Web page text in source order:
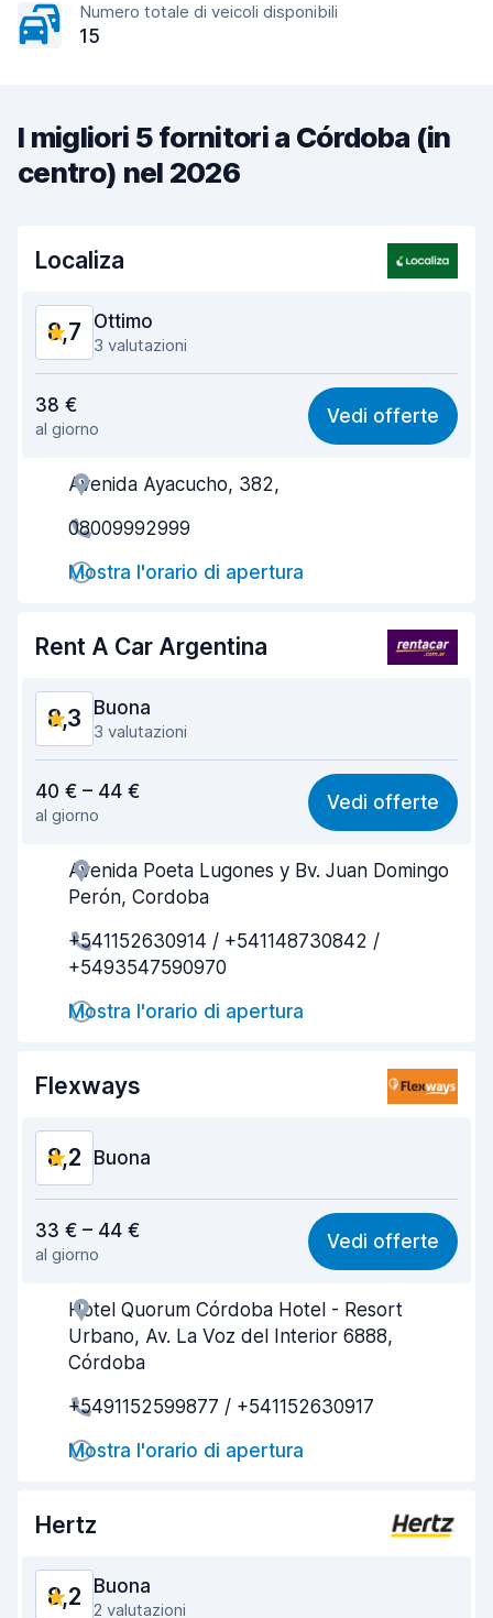
Numero totale di veicoli disponibili
15
I migliori 5 fornitori a Córdoba (in
centro) nel 2026
Localiza
8,7 Ottimo
3 valutazioni
8,6
Facile da trovare 8,3
Gentilezza degli agenti
Rapidità del ritiro
Rapidità della riconsegna
9,1
38 €
al giorno
Vedi offerte
Avenida Ayacucho, 382,
08009992999
Mostra l'orario di apertura
Rent A Car Argentina
8,3 Buona
3 valutazioni
8,4
Facile da trovare 8,1
Gentilezza degli agenti 8,8
Rapidità della riconsegna
Pulizia del veicolo
8,4
40 € – 44 €
al giorno
Vedi offerte
Avenida Poeta Lugones y Bv. Juan Domingo
Perón, Cordoba
+541152630914 / +541148730842 /
+5493547590970
Mostra l'orario di apertura
Flexways
8,2 Buona
8,1
Facile da trovare 8,2
Gentilezza degli agenti
Rapidità del ritiro
Rapidità della riconsegna
Pulizia del veicolo
33 € – 44 €
al giorno
Vedi offerte
Hotel Quorum Córdoba Hotel - Resort
Urbano, Av. La Voz del Interior 6888,
Córdoba
+5491152599877 / +541152630917
Mostra l'orario di apertura
Hertz
8,2 Buona
2 valutazioni